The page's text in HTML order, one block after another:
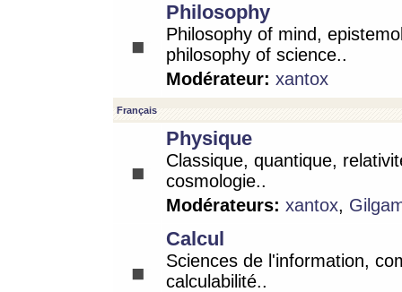
Philosophy
Philosophy of mind,
philosophy of science..
Modérateur: xantox
Français
Physique
Classique, quantique,
cosmologie..
Modérateurs: xantox,
Calcul
Sciences de l'information,
calculabilité..